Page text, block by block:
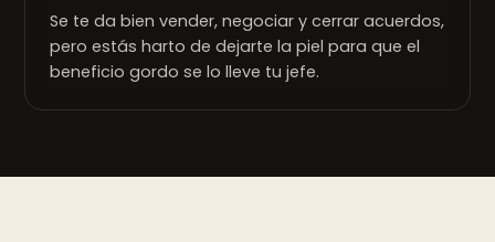
Se te da bien vender, negociar y cerrar acuerdos,
pero estás harto de dejarte la piel para que el
beneficio gordo se lo lleve tu jefe.